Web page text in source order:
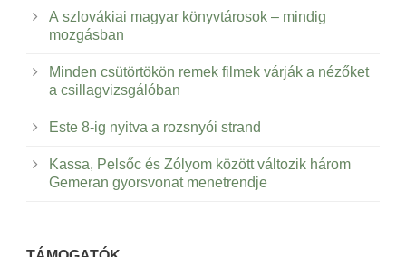
A szlovákiai magyar könyvtárosok – mindig
mozgásban
Minden csütörtökön remek filmek várják a nézőket
a csillagvizsgálóban
Este 8-ig nyitva a rozsnyói strand
Kassa, Pelsőc és Zólyom között változik három
Gemeran gyorsvonat menetrendje